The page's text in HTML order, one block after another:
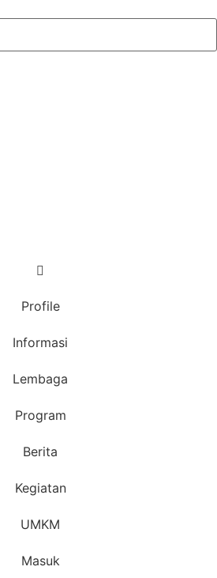
Profile
Informasi
Lembaga
Program
Berita
Kegiatan
UMKM
Masuk